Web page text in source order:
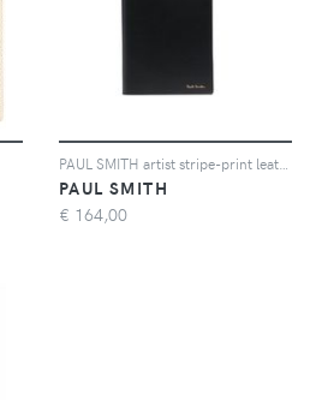
PAUL SMITH
€ 164,00